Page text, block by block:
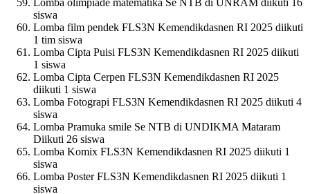
siswa
Lomba film pendek FLS3N Kemendikdasnen RI 2025 diikuti
1 tim siswa
Lomba Cipta Puisi FLS3N Kemendikdasnen RI 2025 diikuti
1 siswa
Lomba Cipta Cerpen FLS3N Kemendikdasnen RI 2025
diikuti 1 siswa
Lomba Fotograpi FLS3N Kemendikdasnen RI 2025 diikuti 4
siswa
Lomba Pramuka smile Se NTB di UNDIKMA Mataram
Diikuti 26 siswa
Lomba Komix FLS3N Kemendikdasnen RI 2025 diikuti 1
siswa
Lomba Poster FLS3N Kemendikdasnen RI 2025 diikuti 1
siswa